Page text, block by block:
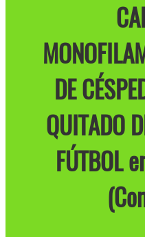
DE
QUITADO
FÚTBOL